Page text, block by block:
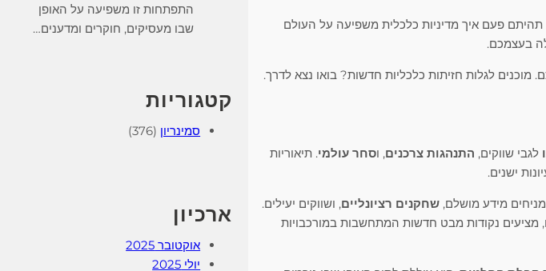
תהיתם פעם איך מדיניות כלכלית משפיעה על העולם
בעצמכם.
לגלות חזיתות כלכליות חדשות? בואו נצא לדרך.
לגבי שווקים, התנהגות צרכנים, וסחר עולמי. תיאוריות
ישנים.
מידע מושלם,שחקנים רציונליים, ושווקים יעילים.
נקודות מבט חדשות המתחשבות במורכבויות
התפתחות זו משפיעה על האופן
שבו מעסיקים, חוקרים ומדענים…
קטגוריות
סמינריון (376)
ארכיון
אוקטובר 2025
יולי 2025